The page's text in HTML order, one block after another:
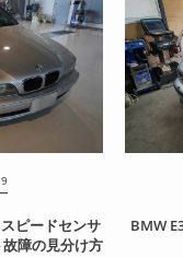
ピードセンサ
障の見分け方
BMW